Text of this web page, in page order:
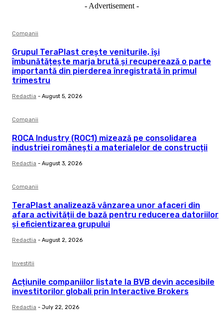
- Advertisement -
Companii
Grupul TeraPlast crește veniturile, își
îmbunătățește marja brută și recuperează o parte
importantă din pierderea înregistrată în primul
trimestru
Redactia - August 5, 2026
Companii
ROCA Industry (ROC1) mizează pe consolidarea
industriei românești a materialelor de construcții
Redactia - August 3, 2026
Companii
TeraPlast analizează vânzarea unor afaceri din
afara activității de bază pentru reducerea datoriilor
și eficientizarea grupului
Redactia - August 2, 2026
Investitii
Acțiunile companiilor listate la BVB devin accesibile
investitorilor globali prin Interactive Brokers
Redactia - July 22, 2026